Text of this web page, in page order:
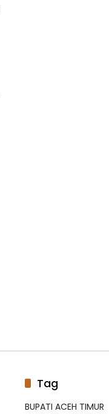
Tag
BUPATI ACEH TIMUR